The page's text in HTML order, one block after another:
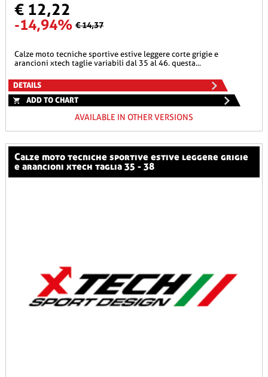
€ 12,22
-14,94% € 14,37
calze moto tecniche sportive estive leggere corte grigie e
arancioni xtech taglie variabili dal 35 al 46. questa...
DETAILS
ADD TO CHART
AVAILABLE IN OTHER VERSIONS
calze moto tecniche sportive estive leggere grigie
e arancioni xtech taglia 35 - 38